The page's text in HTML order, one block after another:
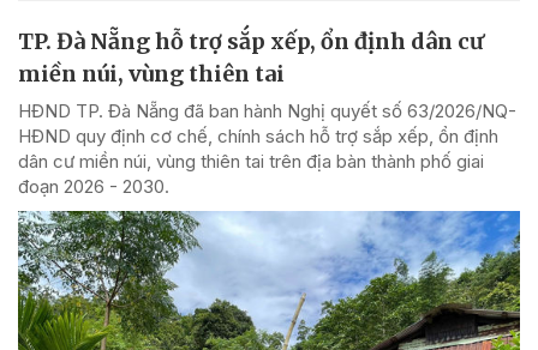
TP. Đà Nẵng hỗ trợ sắp xếp, ổn định dân cư
miền núi, vùng thiên tai
HĐND TP. Đà Nẵng đã ban hành Nghị quyết số 63/2026/NQ-
HĐND quy định cơ chế, chính sách hỗ trợ sắp xếp, ổn định
dân cư miền núi, vùng thiên tai trên địa bàn thành phố giai
đoạn 2026 - 2030.